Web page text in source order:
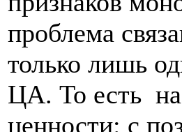
проблема
только лишь
ЦА. То есть на
ценности: с